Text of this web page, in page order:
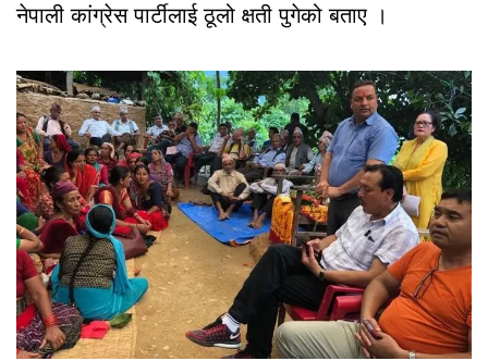
नेपाली कांग्रेस पार्टीलाई ठूलो क्षती पुगेको बताए ।